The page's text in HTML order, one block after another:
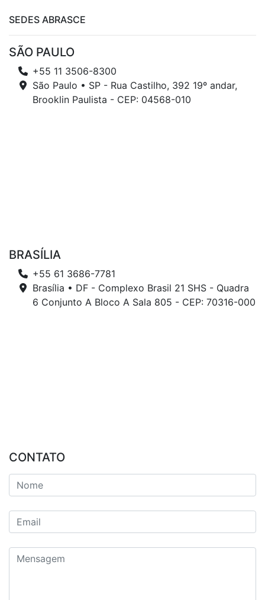
SEDES ABRASCE
SÃO PAULO
+55 11 3506-8300
São Paulo • SP - Rua Castilho, 392 19º andar,
Brooklin Paulista - CEP: 04568-010
BRASÍLIA
+55 61 3686-7781
Brasília • DF - Complexo Brasil 21 SHS - Quadra
6 Conjunto A Bloco A Sala 805 - CEP: 70316-000
CONTATO